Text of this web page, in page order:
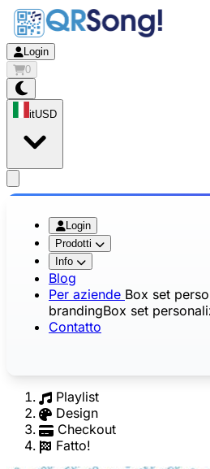
Login
0
itUSD
Login
Prodotti
Info
Blog
Per aziende Box set
brandingBox set
Contatto
Playlist
Design
Checkout
Fatto!